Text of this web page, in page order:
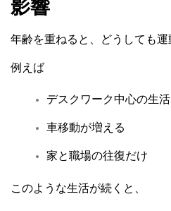
影響
年齢を重ねると、どうしても運
例えば
デスクワーク中心の生活
車移動が増える
家と職場の往復だけ
このような生活が続くと、